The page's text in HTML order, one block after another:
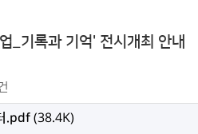
_기록과 기억' 전시개최 안내
.pdf (38.4K)